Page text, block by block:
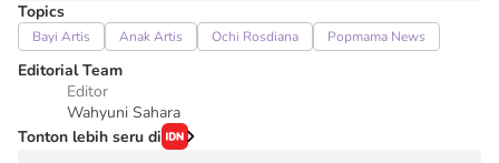
Topics
Bayi Artis Anak Artis Ochi Rosdiana Popmama News
Editorial Team
Editor
Wahyuni Sahara
Tonton lebih seru di